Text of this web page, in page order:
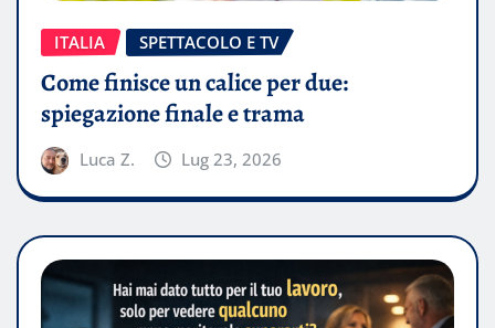
ITALIA SPETTACOLO E TV
Come finisce un calice per due:
spiegazione finale e trama
Luca Z. Lug 23, 2026